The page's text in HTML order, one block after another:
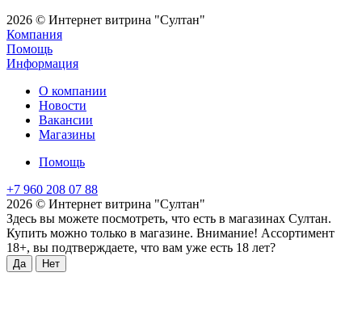
2026 © Интернет витрина "Султан"
Компания
Помощь
Информация
О компании
Новости
Вакансии
Магазины
Помощь
+7 960 208 07 88
2026 © Интернет витрина "Султан"
Здесь вы можете посмотреть, что есть в магазинах Султан.
Купить можно только в магазине. Внимание! Ассортимент
18+, вы подтверждаете, что вам уже есть 18 лет?